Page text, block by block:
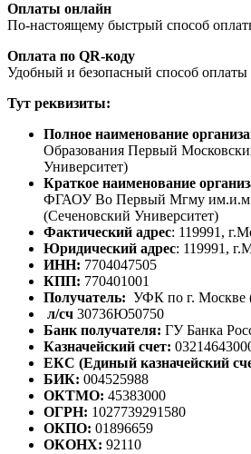
Оплаты онлайн
По-настоящему быстрый способ
Оплата по QR-коду
Удобный и безопасный способ
Тут реквизиты:
Полное наименование
Образования Первый
Университет)
Краткое наименование
ФГАОУ Во Первый Мгму им.и.м.
(Сеченовский Университет)
Фактический адрес: 119991,
Юридический адрес: 119991,
ИНН: 7704047505
КПП: 770401001
Получатель: УФК по г. Москве
л/сч 30736Ю50750
Банк получателя: ГУ Банка
Казначейский счет:
ЕКС (Единый казначейский
БИК: 004525988
ОКТМО: 45383000
ОГРН: 1027739291580
ОКПО: 01896659
ОКОНХ: 92110